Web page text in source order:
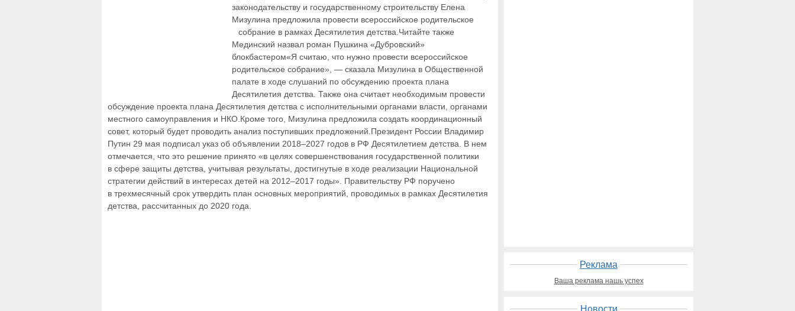
законодательству и государственному строительству Елена
Мизулина предложила провести всероссийское родительское
собрание в рамках Десятилетия детства.Читайте также
Мединский назвал роман Пушкина «Дубровский»
блокбастером«Я считаю, что нужно провести всероссийское
родительское собрание», — сказала Мизулина в Общественной
палате в ходе слушаний по обсуждению проекта плана
Десятилетия детства. Также она считает необходимым провести
обсуждение проекта плана Десятилетия детства с исполнительными органами власти, органами
местного самоуправления и НКО.Кроме того, Мизулина предложила создать координационный
совет, который будет проводить анализ поступивших предложений.Президент России Владимир
Путин 29 мая подписал указ об объявлении 2018–2027 годов в РФ Десятилетием детства. В нем
отмечается, что это решение принято «в целях совершенствования государственной политики
в сфере защиты детства, учитывая результаты, достигнутые в ходе реализации Национальной
стратегии действий в интересах детей на 2012–2017 годы». Правительству РФ поручено
в трехмесячный срок утвердить план основных мероприятий, проводимых в рамках Десятилетия
детства, рассчитанных до 2020 года.
Реклама
Ваша реклама нашь успех
Новости